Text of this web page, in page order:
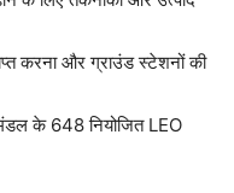
करना और ग्राउंड स्टेशनों की
के 648 नियोजित LEO